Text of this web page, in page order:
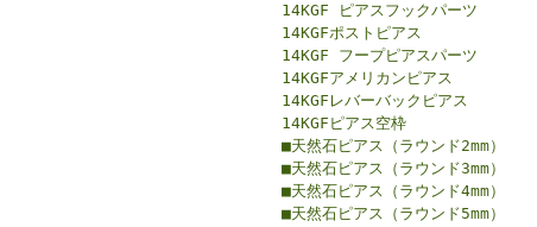
14KGF ピアスフックパーツ
14KGFポストピアス
14KGF フープピアスパーツ
14KGFアメリカンピアス
14KGFレバーバックピアス
14KGFピアス空枠
■天然石ピアス（ラウンド2mm）
■天然石ピアス（ラウンド3mm）
■天然石ピアス（ラウンド4mm）
■天然石ピアス（ラウンド5mm）